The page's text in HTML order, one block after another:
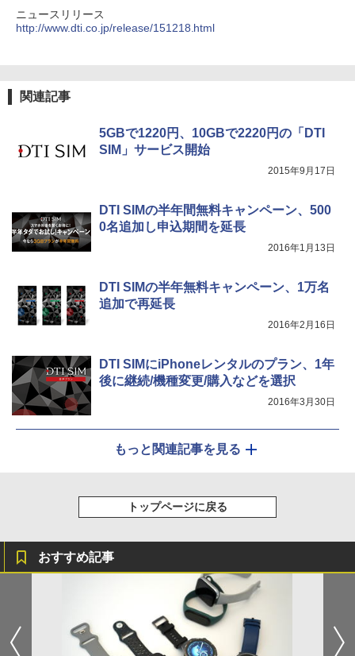
ニュースリリース
http://www.dti.co.jp/release/151218.html
関連記事
5GBで1220円、10GBで2220円の「DTI
SIM」サービス開始
2015年9月17日
DTI SIMの半年間無料キャンペーン、500
0名追加し申込期間を延長
2016年1月13日
DTI SIMの半年無料キャンペーン、1万名
追加で再延長
2016年2月16日
DTI SIMにiPhoneレンタルのプラン、1年
後に継続/機種変更/購入などを選択
2016年3月30日
もっと関連記事を見る
トップページに戻る
おすすめ記事